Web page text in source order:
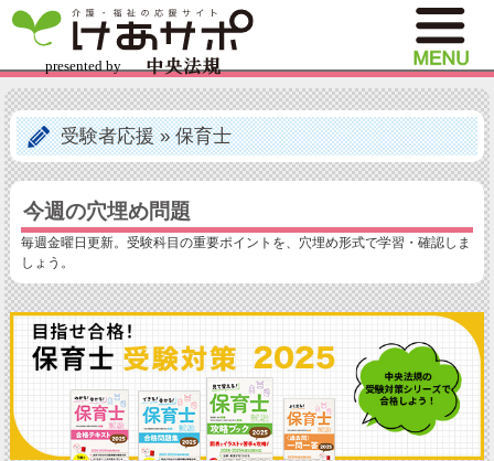
受験者応援»保育士
今週の穴埋め問題
毎週金曜日更新。受験科目の重要ポイントを、穴埋め形式で学習・確認しま
しょう。